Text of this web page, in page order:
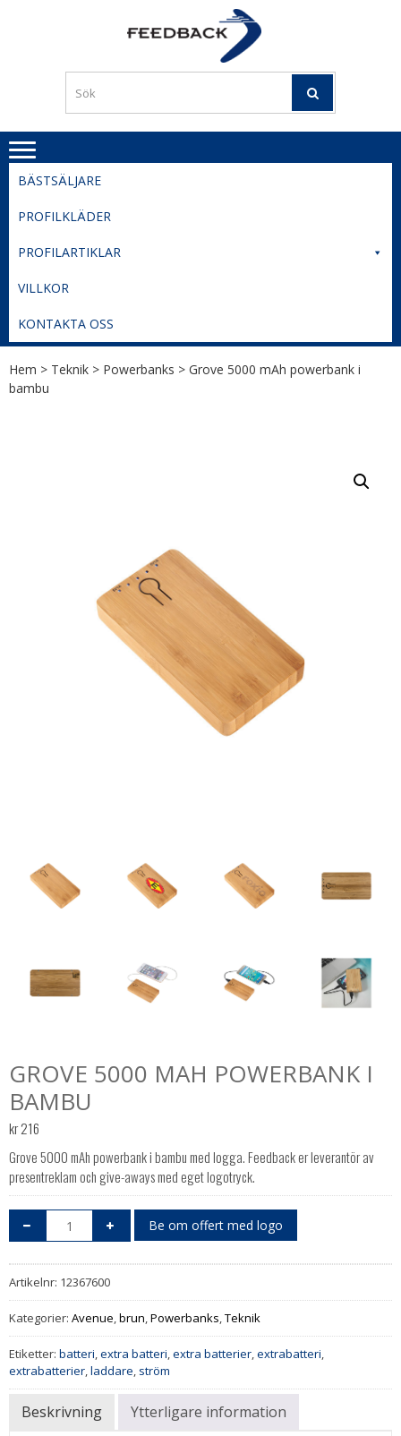
TIL
BESTE
PRISER
BÄSTSÄLJARE
PROFILKLÄDER
PROFILARTIKLAR
VILLKOR
KONTAKTA OSS
Hem > Teknik > Powerbanks > Grove 5000 mAh powerbank i
bambu
GROVE 5000 MAH POWERBANK I
BAMBU
kr216
Grove 5000 mAh powerbank i bambu med logga. Feedback er leverantör av
presentreklam och give-aways med eget logotryck.
Be om offert med logo
Artikelnr: 12367600
Kategorier: Avenue,brun,Powerbanks,Teknik
Etiketter: batteri,extra batteri,extra batterier,extrabatteri,
extrabatterier,laddare, ström
Beskrivning Ytterligare information